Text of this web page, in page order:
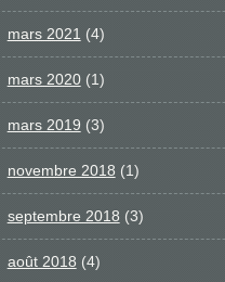
mars 2021 (4)
mars 2020(1)
mars 2019 (3)
novembre 2018 (1)
septembre 2018 (3)
août 2018 (4)